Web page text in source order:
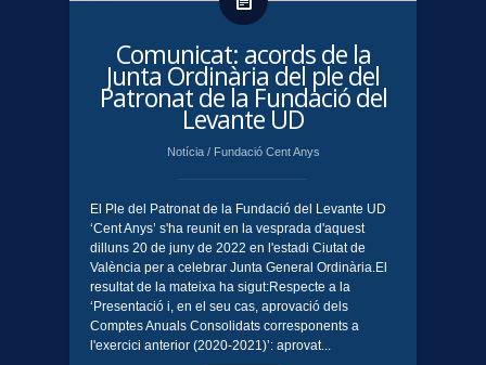
Comunicat: acords de la
Junta Ordinària del ple del
Patronat de la Fundació del
Levante UD
Notícia / Fundació Cent Anys
El Ple del Patronat de la Fundació del Levante UD
‘Cent Anys’ s'ha reunit en la vesprada d'aquest
dilluns 20 de juny de 2022 en l'estadi Ciutat de
València per a celebrar Junta General Ordinària.El
resultat de la mateixa ha sigut:Respecte a la
‘Presentació i, en el seu cas, aprovació dels
Comptes Anuals Consolidats corresponents a
l'exercici anterior (2020-2021)’: aprovat...